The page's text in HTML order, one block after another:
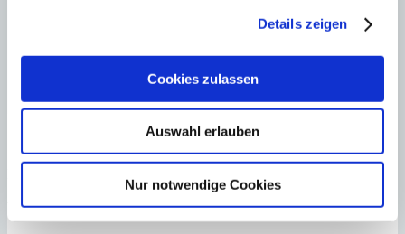
Details zeigen
Cookies zulassen
Auswahl erlauben
Nur notwendige Cookies
Webseite